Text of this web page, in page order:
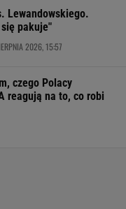
Lewandowskiego.
pakuje"
2026, 15:57
czego Polacy
reagują na to, co robi